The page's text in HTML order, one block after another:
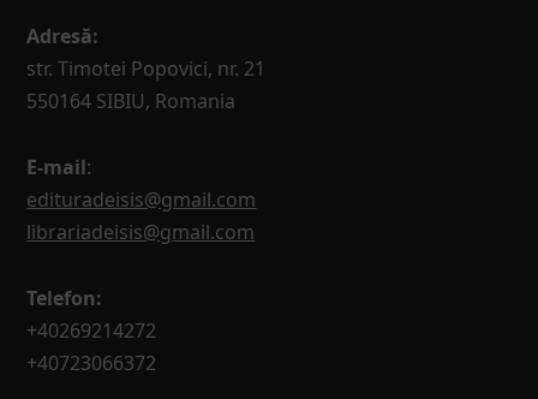
Adresă:
str. Timotei Popovici, nr. 21
550164 SIBIU, Romania
E-mail:
edituradeisis@gmail.com
librariadeisis@gmail.com
Telefon:
+40269214272
+40723066372